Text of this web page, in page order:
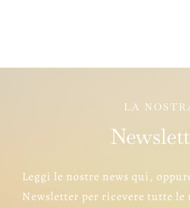
LA
Leggi le nostre news qui,
Newsletter per ricevere tutte